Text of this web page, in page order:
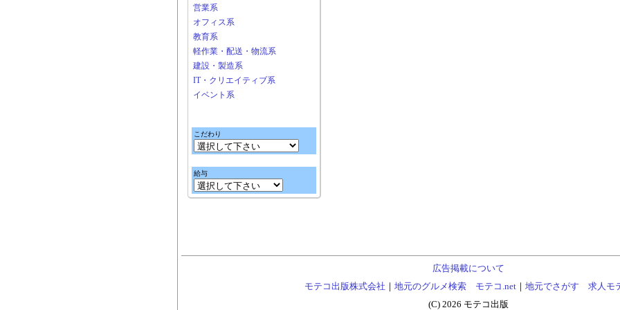
営業系
オフィス系
教育系
軽作業・配送・物流系
建設・製造系
IT・クリエイティブ系
イベント系
こだわり
給与
広告掲載について
モテコ出版株式会社 ｜ 地元のグルメ検索 モテコ.net｜ 地元でさがす 求人モ
(C) 2026 モテコ出版